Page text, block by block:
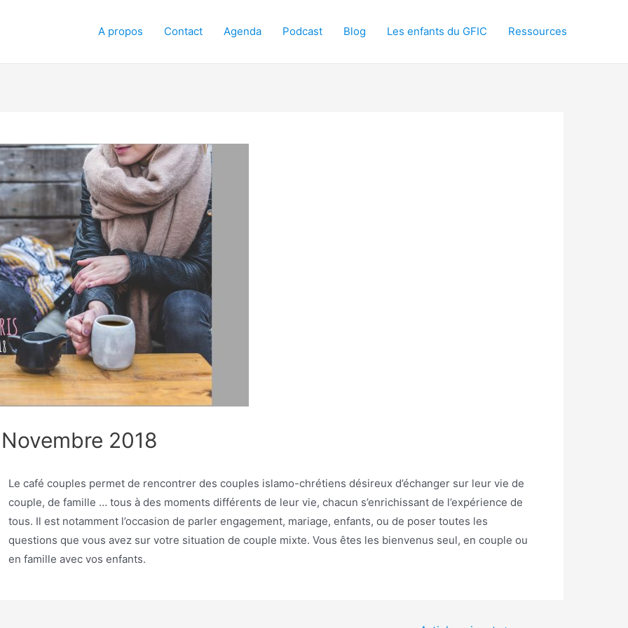
A propos Contact Agenda Podcast Blog Les enfants du GFIC Ressources
2018
Le café couples permet de rencontrer des couples islamo-chrétiens désireux d’échanger sur leur vie de
couple, de famille … tous à des moments différents de leur vie, chacun s’enrichissant de l’expérience de
tous. Il est notamment l’occasion de parler engagement, mariage, enfants, ou de poser toutes les
questions que vous avez sur votre situation de couple mixte. Vous êtes les bienvenus seul, en couple ou
en famille avec vos enfants.